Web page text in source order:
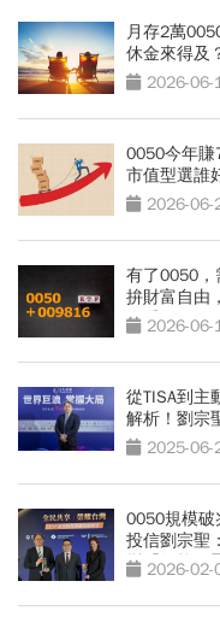
月存2萬
休金來得及
2026-06-
0050今年
市值型選誰
2026-06-
有了0050，
拚財富自由
次看2026-06-
從TISA到主
解析！劉宗
2025-06-
0050規模破
投信劉宗聖
變「智能配
2026-02-